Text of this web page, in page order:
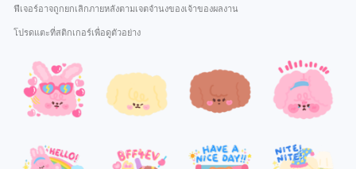
ฟีเจอร์อาจถูกยกเลิกภายหลังตามเจตจำนงของเจ้าของผลงาน
โปรดแตะที่สติกเกอร์เพื่อดูตัวอย่าง